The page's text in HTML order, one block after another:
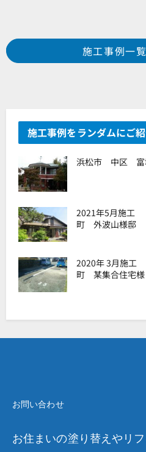
Prev
2024年1月施工 浜松市中央区寺脇町 T様邸
施工事例一
施工事例をランダムにご
浜松市 中区 富
2021年5月
町 外波山様邸
2020年 3月
町 某集合住宅様
お問い合わせ
お住まいの塗り替えやリ